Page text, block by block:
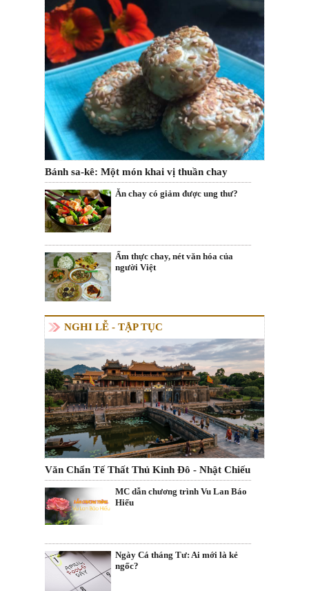
Bánh sa-kê: Một món khai vị thuần chay
Ăn chay có giảm được ung thư?
Ẩm thực chay, nét văn hóa của
người Việt
NGHI LỄ - TẬP TỤC
Văn Chẩn Tế Thất Thủ Kinh Đô - Nhật Chiếu
MC dẫn chương trình Vu Lan Báo
Hiếu
Ngày Cá tháng Tư: Ai mới là kẻ
ngốc?